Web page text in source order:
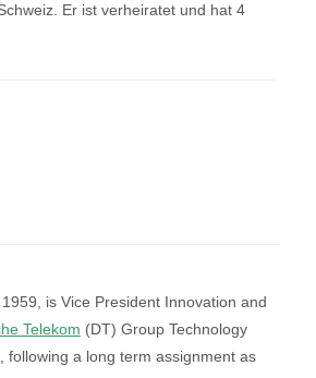
Er ist verheiratet und hat 4
1959, is Vice President Innovation and
Telekom (DT) Group Technology
following a long term assignment as